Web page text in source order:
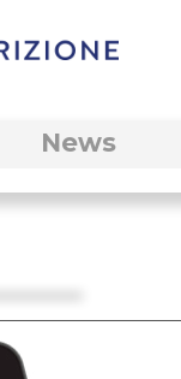
News